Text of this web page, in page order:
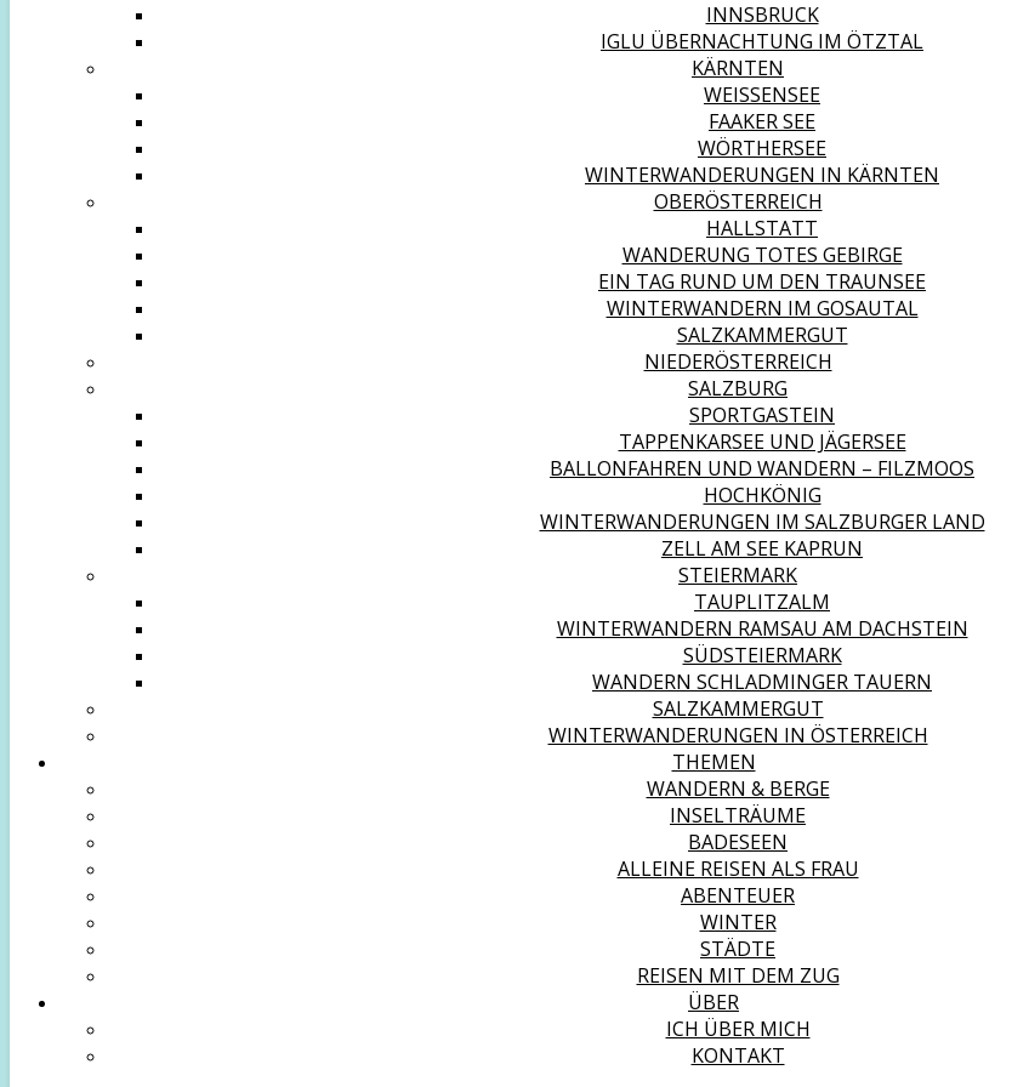
INNSBRUCK
IGLU ÜBERNACHTUNG IM ÖTZTAL
KÄRNTEN
WEISSENSEE
FAAKER SEE
WÖRTHERSEE
WINTERWANDERUNGEN IN KÄRNTEN
OBERÖSTERREICH
HALLSTATT
WANDERUNG TOTES GEBIRGE
EIN TAG RUND UM DEN TRAUNSEE
WINTERWANDERN IM GOSAUTAL
SALZKAMMERGUT
NIEDERÖSTERREICH
SALZBURG
SPORTGASTEIN
TAPPENKARSEE UND JÄGERSEE
BALLONFAHREN UND WANDERN – FILZMOOS
HOCHKÖNIG
WINTERWANDERUNGEN IM SALZBURGER LAND
ZELL AM SEE KAPRUN
STEIERMARK
TAUPLITZALM
WINTERWANDERN RAMSAU AM DACHSTEIN
SÜDSTEIERMARK
WANDERN SCHLADMINGER TAUERN
SALZKAMMERGUT
WINTERWANDERUNGEN IN ÖSTERREICH
THEMEN
WANDERN & BERGE
INSELTRÄUME
BADESEEN
ALLEINE REISEN ALS FRAU
ABENTEUER
WINTER
STÄDTE
REISEN MIT DEM ZUG
ÜBER
ICH ÜBER MICH
KONTAKT